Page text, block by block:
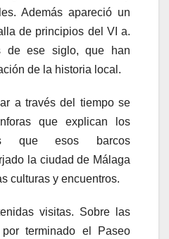
Además apareció un
de principios del VI a.
de ese siglo, que han
de la historia local.
a través del tiempo se
que explican los
que esos barcos
la ciudad de Málaga
culturas y encuentros.
visitas. Sobre las
terminado el Paseo